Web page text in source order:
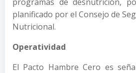
planificado por el Consejo de
Nutricional.
Operatividad
El Pacto Hambre Cero es